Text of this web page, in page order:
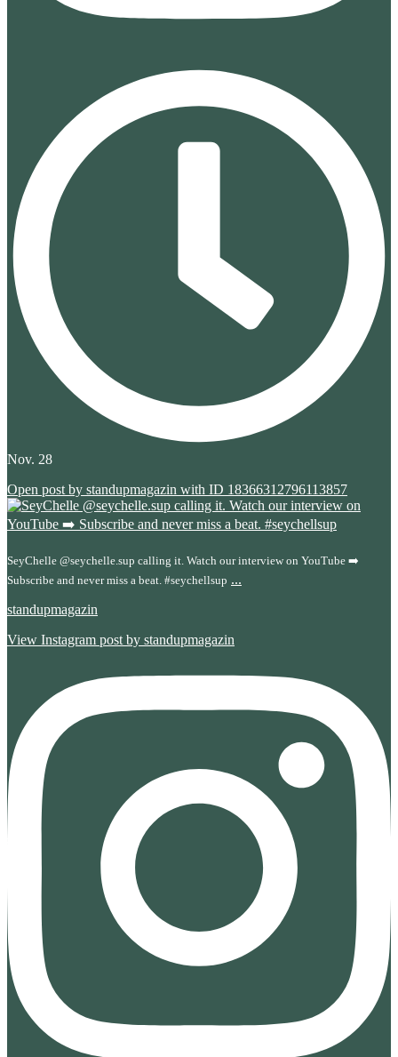
Nov. 28
Open post by standupmagazin with ID 18366312796113857
SeyChelle @seychelle.sup calling it. Watch our interview on YouTube ➡️
Subscribe and never miss a beat. #seychellsup ...
standupmagazin
View Instagram post by standupmagazin